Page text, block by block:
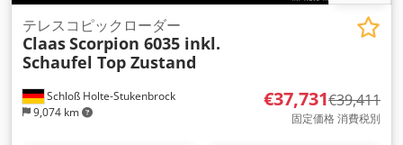
Schloß Holte-Stukenbrock
9,074 km
テレスコピックローダー
ClaasScorpion 6035 inkl.
Schaufel Top Zustand
€37,731€39,411
固定価格 消費税別